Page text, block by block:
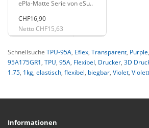
ePla-Matte Serie von eSu..
CHF16,90
Netto CHF15,63
Schnellsuche TPU-95A, Eflex, Transparent, Purple,
95A175GR1, TPU, 95A, Flexibel, Drucker, 3D
1.75, 1kg, elastisch, flexibel, biegbar, Violet, Violett
Informationen